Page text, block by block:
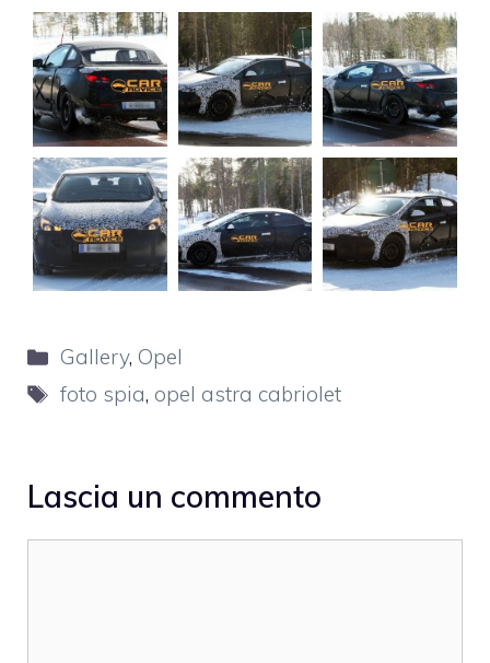
Categorie
Gallery, Opel
Tag
foto spia, opel astra cabriolet
Lascia un commento